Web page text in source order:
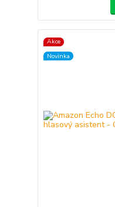
Akce
Novinka